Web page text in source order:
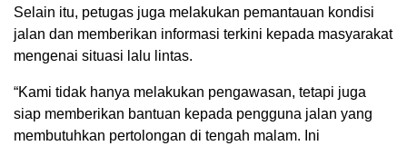
Selain itu, petugas juga melakukan pemantauan kondisi
jalan dan memberikan informasi terkini kepada masyarakat
mengenai situasi lalu lintas.
“Kami tidak hanya melakukan pengawasan, tetapi juga
siap memberikan bantuan kepada pengguna jalan yang
membutuhkan pertolongan di tengah malam. Ini